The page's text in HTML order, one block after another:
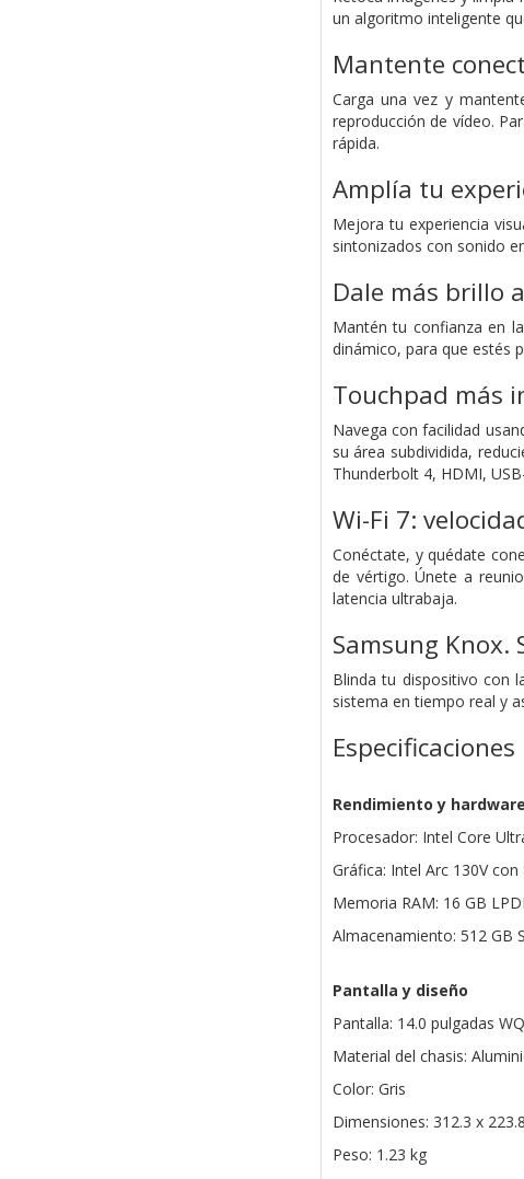
un algoritmo inteligente
Mantente
Carga una vez y
reproducción de vídeo.
rápida.
Amplía tu
Mejora tu experiencia
sintonizados con sonido
Dale más brillo
Mantén tu confianza en
dinámico, para que estés
Touchpad más
Navega con facilidad
su área subdividida,
Thunderbolt 4, HDMI,
Wi-Fi 7:
Conéctate, y quédate
de vértigo. Únete a
latencia ultrabaja.
Samsung Knox.
Blinda tu dispositivo con
sistema en tiempo real y
Especificaciones
Rendimiento y hardware
Procesador: Intel Core
Gráfica: Intel Arc 130V
Memoria RAM: 16 GB
Almacenamiento: 512 GB
Pantalla y diseño
Pantalla: 14.0 pulgadas
Material del chasis:
Color: Gris
Dimensiones: 312.3 x
Peso: 1.23 kg